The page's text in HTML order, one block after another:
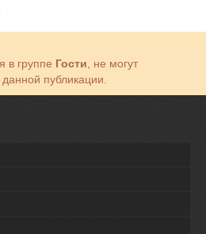
в группе Гости, не могут
публикации.